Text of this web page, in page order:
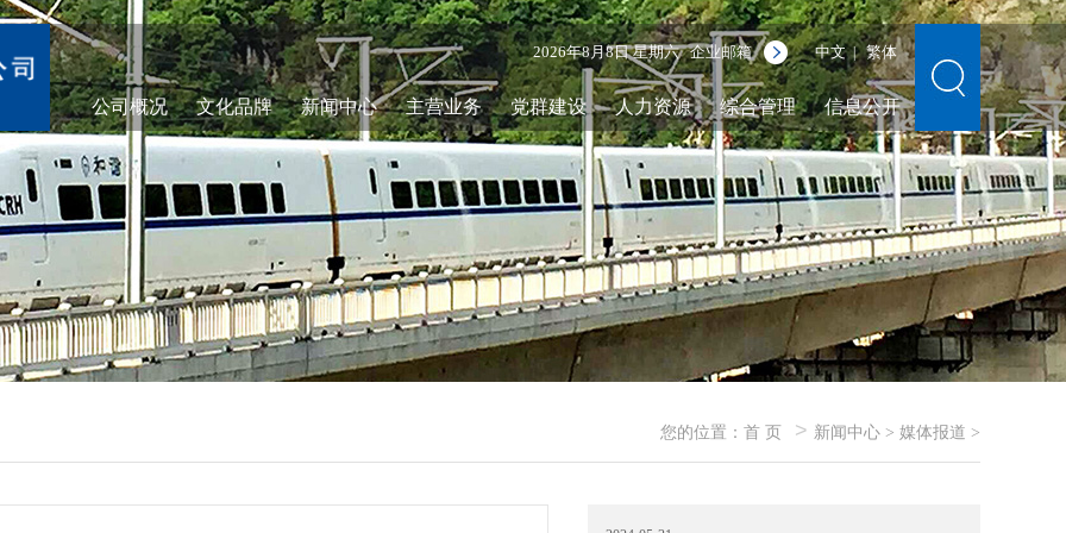
2026年8月8日 星期六企业邮箱 中文 | 繁体
公司概况 文化品牌 新闻中心 主营业务 党群建设 人力资源 综合管理 信息公开
您的位置： 首 页 > 新闻中心 > 媒体报道 >